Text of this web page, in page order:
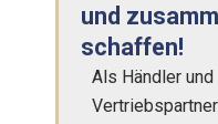
und
schaffen!
Als Händler und
Vertriebspartner